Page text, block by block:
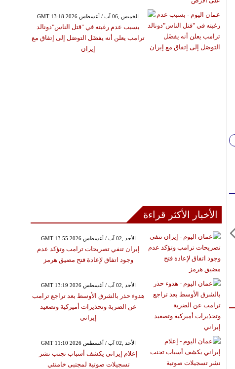
GMT 13:18 2026 الخميس ,06 آب / أغسطس
بسبب عدم رغبته في "قتل الناس"دونالد
ترامب يعلن أنه يفضَل التوصَل إلى إتفاق مع
إيران
الأخبار الأكثر قراءة
GMT 13:55 2026 الأحد ,02 آب / أغسطس
إيران تنفي تصريحات ترامب وتؤكد عدم
وجود اتفاق لإعادة فتح مضيق هرمز
GMT 13:19 2026 الأحد ,02 آب / أغسطس
هدوء حذر بالشرق الأوسط بعد تراجع ترامب
عن الضربة وتحذيرات أميركية وتصعيد
إيراني
GMT 11:10 2026 الأحد ,02 آب / أغسطس
إعلام إيراني يكشف أسباب تجنب نشر
تسجيلات صوتية لمجتبى خامنئي